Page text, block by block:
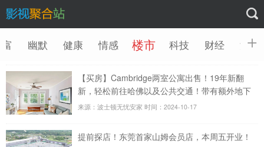
幽默 健康 情感 楼市 科技 财经 汽车
【买房】Cambridge两室公寓出售！19年新翻
新，轻松前往哈佛以及公共交通！带有额外地下
储藏室～
来源：波士顿无忧安家 时间：2024-10-17
提前探店！东莞首家山姆会员店，本周五开业！